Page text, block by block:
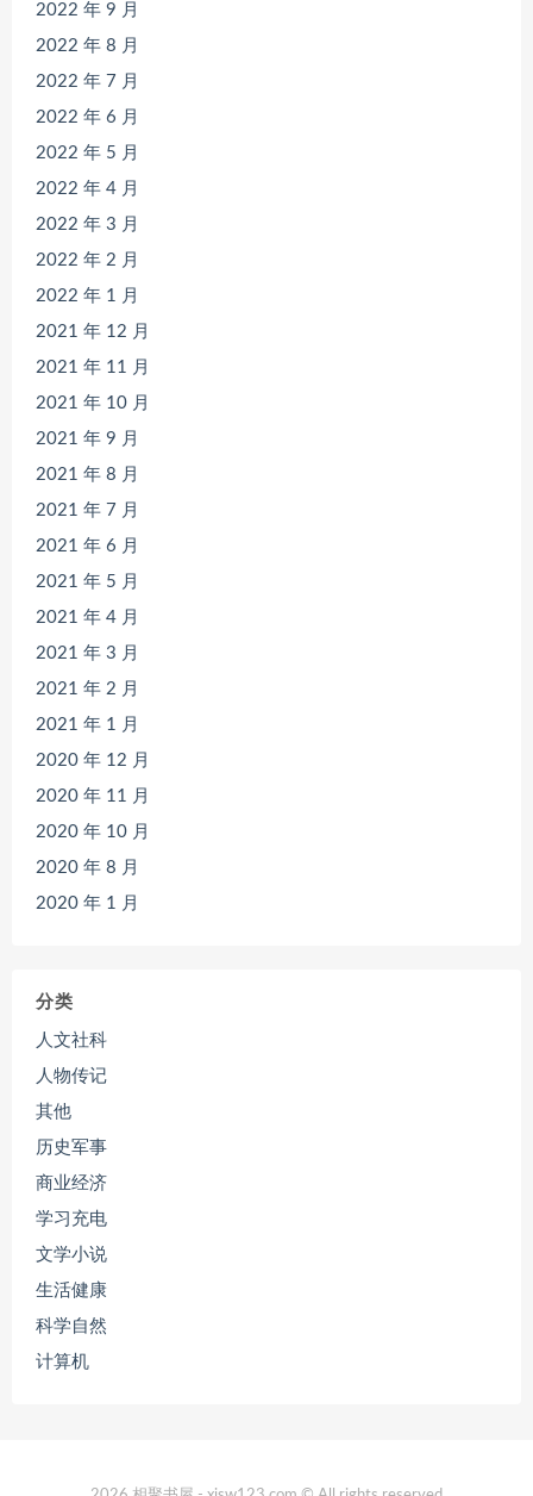
2022 年 9 月
2022 年 8 月
2022 年 7 月
2022 年 6 月
2022 年 5 月
2022 年 4 月
2022 年 3 月
2022 年 2 月
2022 年 1 月
2021 年 12 月
2021 年 11 月
2021 年 10 月
2021 年 9 月
2021 年 8 月
2021 年 7 月
2021 年 6 月
2021 年 5 月
2021 年 4 月
2021 年 3 月
2021 年 2 月
2021 年 1 月
2020 年 12 月
2020 年 11 月
2020 年 10 月
2020 年 8 月
2020 年 1 月
分类
人文社科
人物传记
其他
历史军事
商业经济
学习充电
文学小说
生活健康
科学自然
计算机